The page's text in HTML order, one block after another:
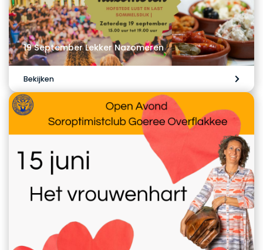
19 September Lekker Nazomeren
Bekijken